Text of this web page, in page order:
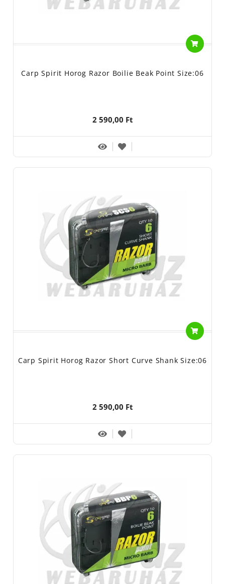
Carp Spirit Horog Razor Boilie Beak Point Size:06
2 590,00 Ft
Carp Spirit Horog Razor Short Curve Shank Size:06
2 590,00 Ft